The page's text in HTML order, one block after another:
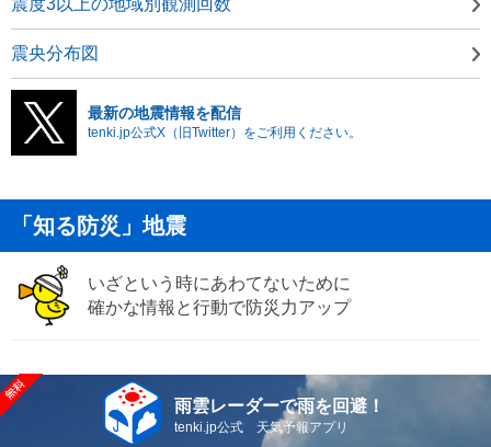
震度3以上の地域別観測回数
震央分布図
最新の地震情報を配信
tenki.jp公式X（旧Twitter）をご利用ください。
「知る防災」地震
いざという時にあわてないために
確かな情報と行動で防災力アップ
雨雲レーダーで雨を回避！
tenki.jp公式 天気予報アプリ